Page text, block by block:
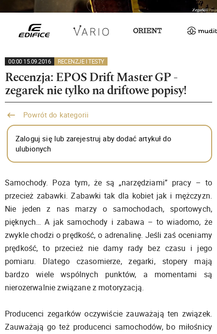
00:00 15.09.2016 RECENZJE I TESTY
Recenzja: EPOS Drift Master GP -
zegarek nie tylko na driftowe popisy!
Powrót do kategorii
Zaloguj się lub zarejestruj aby dodać artykuł do
ulubionych
Samochody. Poza tym, że są „narzędziami” pracy – to
przecież zabawki. Zabawki tak dla kobiet jak i mężczyzn.
Nie jeden z nas marzy o samochodach, sportowych,
pięknych… A jak samochody i zabawa – to wiadomo, że
zwykle chodzi o prędkość, o adrenalinę. Jeśli zaś oceniamy
prędkość, to przecież nie damy rady bez czasu i jego
pomiaru. Dlatego czasomierze, zegarki, stopery mają
bardzo wiele wspólnych punktów, a momentami są
nierozerwalnie związane z motoryzacją.
Producenci zegarków oczywiście zauważają ten związek.
Zauważają go też producenci samochodów, bo miłośnicy